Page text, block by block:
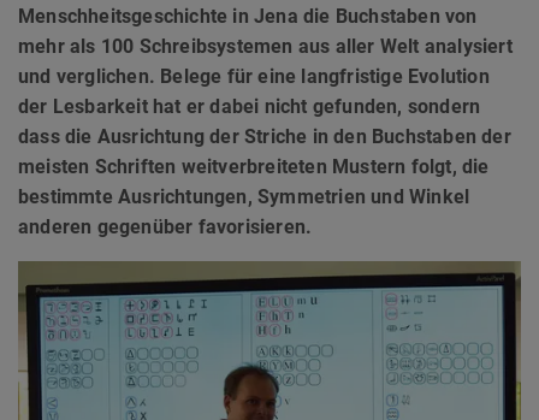
Menschheitsgeschichte in Jena die Buchstaben von
mehr als 100 Schreibsystemen aus aller Welt analysiert
und verglichen. Belege für eine langfristige Evolution
der Lesbarkeit hat er dabei nicht gefunden, sondern
dass die Ausrichtung der Striche in den Buchstaben der
meisten Schriften weitverbreiteten Mustern folgt, die
bestimmte Ausrichtungen, Symmetrien und Winkel
anderen gegenüber favorisieren.